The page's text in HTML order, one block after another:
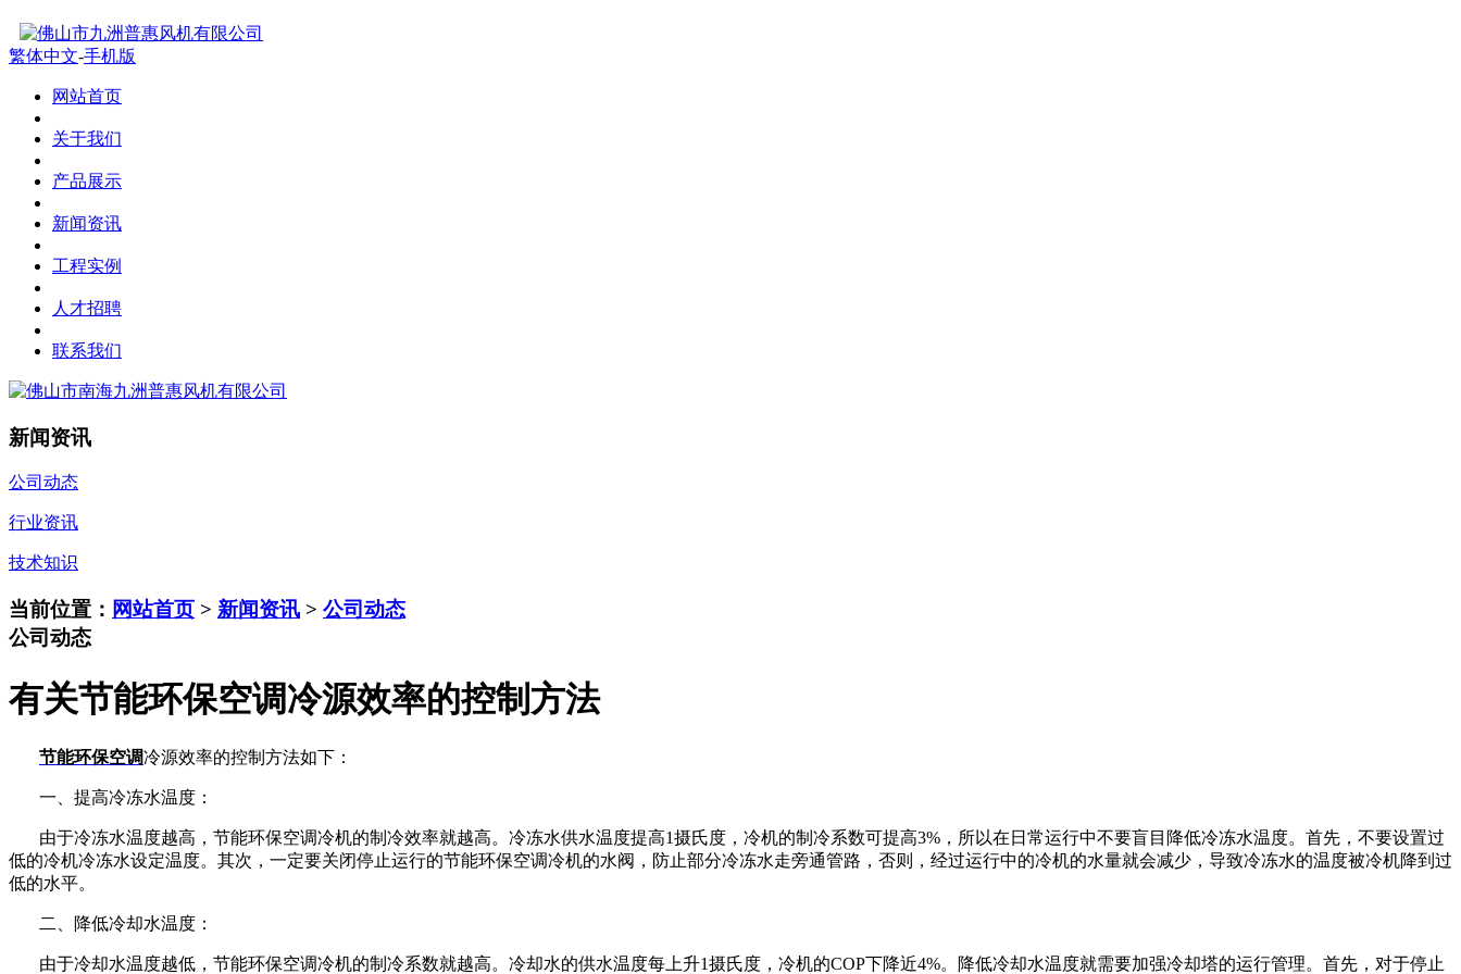
繁体中文-手机版
网站首页
关于我们
产品展示
新闻资讯
工程实例
人才招聘
联系我们
新闻资讯
公司动态
行业资讯
技术知识
当前位置： 网站首页 > 新闻资讯 > 公司动态
公司动态
有关节能环保空调冷源效率的控制方法
节能环保空调冷源效率的控制方法如下：
一、提高冷冻水温度：
由于冷冻水温度越高，节能环保空调冷机的制冷效率就越高。冷冻水供水温度提高1摄氏度，冷机的制冷系数可提高3% ，所以在日常运行中不要盲目降低冷冻水温度。首先，不要设置过
低的冷机冷冻水设定温度。其次，一定要关闭停止运行的节能环保空调冷机的水阀，防止部分冷冻水走旁通管路，否则，经过运行中的冷机的水量就会减少，导致冷冻水的温度被冷机降到过
低的水平。
二、降低冷却水温度：
由于冷却水温度越低，节能环保空调冷机的制冷系数就越高。冷却水的供水温度每上升1摄氏度，冷机的COP下降近4%。降低冷却水温度就需要加强冷却塔的运行管理。首先，对于停止